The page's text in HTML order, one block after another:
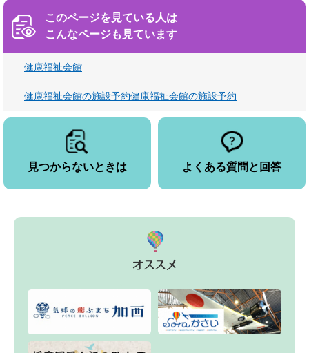
このページを見ている人は
こんなページも見ています
健康福祉会館
健康福祉会館の施設予約健康福祉会館の施設予約
見つからないときは よくある質問と回答